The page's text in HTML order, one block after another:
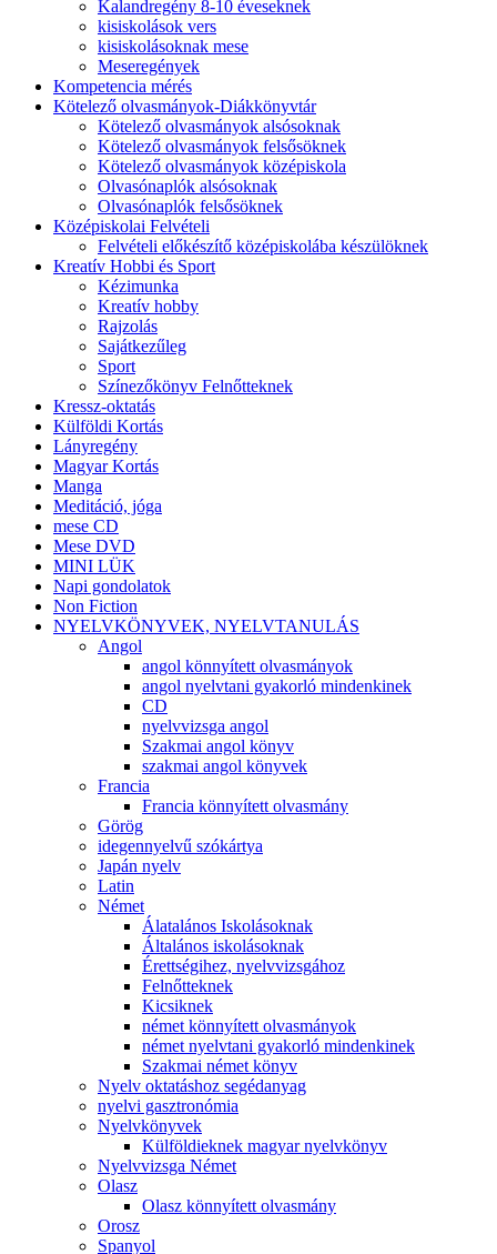
Kalandregény 8-10 éveseknek
kisiskolások vers
kisiskolásoknak mese
Meseregények
Kompetencia mérés
Kötelező olvasmányok-Diákkönyvtár
Kötelező olvasmányok alsósoknak
Kötelező olvasmányok felsősöknek
Kötelező olvasmányok középiskola
Olvasónaplók alsósoknak
Olvasónaplók felsősöknek
Középiskolai Felvételi
Felvételi előkészítő középiskolába készülöknek
Kreatív Hobbi és Sport
Kézimunka
Kreatív hobby
Rajzolás
Sajátkezűleg
Sport
Színezőkönyv Felnőtteknek
Kressz-oktatás
Külföldi Kortás
Lányregény
Magyar Kortás
Manga
Meditáció, jóga
mese CD
Mese DVD
MINI LÜK
Napi gondolatok
Non Fiction
NYELVKÖNYVEK, NYELVTANULÁS
Angol
angol könnyített olvasmányok
angol nyelvtani gyakorló mindenkinek
CD
nyelvvizsga angol
Szakmai angol könyv
szakmai angol könyvek
Francia
Francia könnyített olvasmány
Görög
idegennyelvű szókártya
Japán nyelv
Latin
Német
Álatalános Iskolásoknak
Általános iskolásoknak
Érettségihez, nyelvvizsgához
Felnőtteknek
Kicsiknek
német könnyített olvasmányok
német nyelvtani gyakorló mindenkinek
Szakmai német könyv
Nyelv oktatáshoz segédanyag
nyelvi gasztronómia
Nyelvkönyvek
Külföldieknek magyar nyelvkönyv
Nyelvvizsga Német
Olasz
Olasz könnyített olvasmány
Orosz
Spanyol